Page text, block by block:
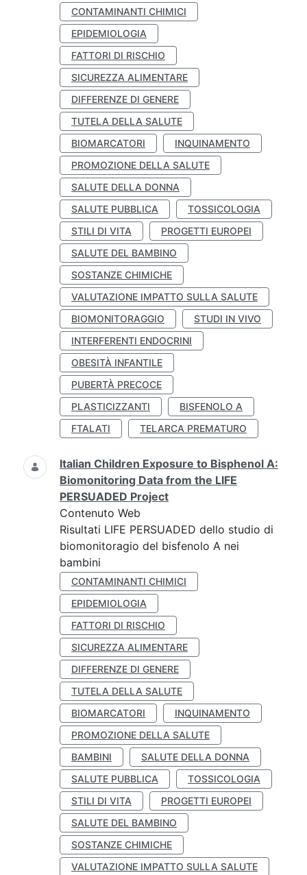
CONTAMINANTI CHIMICI
EPIDEMIOLOGIA
FATTORI DI RISCHIO
SICUREZZA ALIMENTARE
DIFFERENZE DI GENERE
TUTELA DELLA SALUTE
BIOMARCATORI
INQUINAMENTO
PROMOZIONE DELLA SALUTE
SALUTE DELLA DONNA
SALUTE PUBBLICA
TOSSICOLOGIA
STILI DI VITA
PROGETTI EUROPEI
SALUTE DEL BAMBINO
SOSTANZE CHIMICHE
VALUTAZIONE IMPATTO SULLA SALUTE
BIOMONITORAGGIO
STUDI IN VIVO
INTERFERENTI ENDOCRINI
OBESITÀ INFANTILE
PUBERTÀ PRECOCE
PLASTICIZZANTI
BISFENOLO A
FTALATI
TELARCA PREMATURO
Italian Children Exposure to Bisphenol A:
Biomonitoring Data from the LIFE
PERSUADED Project
Contenuto Web
Risultati LIFE PERSUADED dello studio di
biomonitoragio del bisfenolo A nei
bambini
CONTAMINANTI CHIMICI
EPIDEMIOLOGIA
FATTORI DI RISCHIO
SICUREZZA ALIMENTARE
DIFFERENZE DI GENERE
TUTELA DELLA SALUTE
BIOMARCATORI
INQUINAMENTO
PROMOZIONE DELLA SALUTE
BAMBINI
SALUTE DELLA DONNA
SALUTE PUBBLICA
TOSSICOLOGIA
STILI DI VITA
PROGETTI EUROPEI
SALUTE DEL BAMBINO
SOSTANZE CHIMICHE
VALUTAZIONE IMPATTO SULLA SALUTE